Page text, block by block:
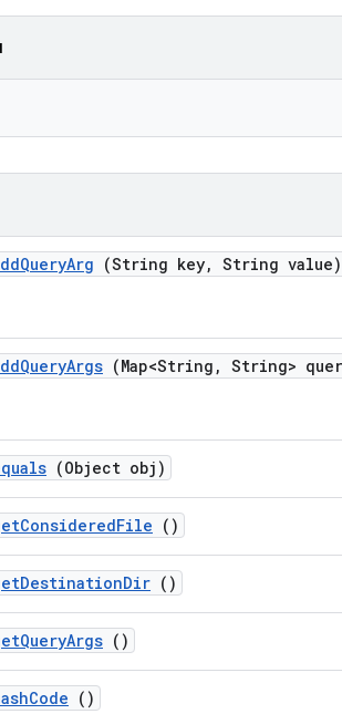
QueryArg (String key, String value)
QueryArgs (Map<String , String>
(Object obj)
ConsideredFile ()
DestinationDir ()
QueryArgs ()
Code ()